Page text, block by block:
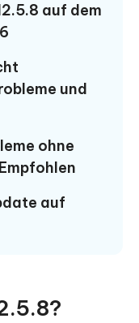
auf dem
und
ohne
auf